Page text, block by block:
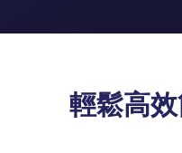
輕鬆高